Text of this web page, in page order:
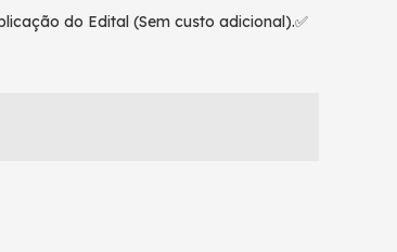
do Edital (Sem custo adicional).✅